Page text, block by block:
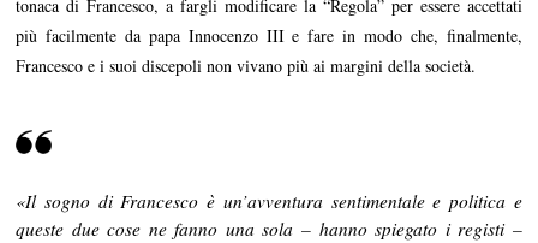
tonaca di Francesco, a fargli modificare la “Regola” per essere accettati
più facilmente da papa Innocenzo III e fare in modo che, finalmente,
Francesco e i suoi discepoli non vivano più ai margini della società.
«Il sogno di Francesco è un’avventura sentimentale e politica e
queste due cose ne fanno una sola – hanno spiegato i registi –